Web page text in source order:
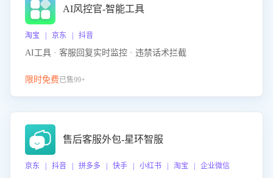
AI风控官-智能工具
淘宝 | 京东 | 抖音
AI工具 · 客服回复实时监控 · 违禁话术拦截
限时免费已售99+
售后客服外包-星环智服
京东 | 抖音 | 拼多多 | 快手 | 小红书 | 淘宝 | 企业微信